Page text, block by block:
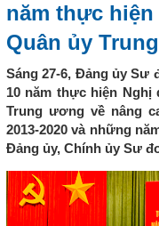
năm thực hiện
Quân ủy
Sáng 27-6, Đảng ủy Sư
10 năm thực hiện Nghị
Trung ương về nâng
2013-2020 và những
Đảng ủy, Chính ủy Sư